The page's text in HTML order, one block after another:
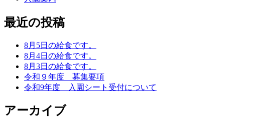
最近の投稿
8月5日の給食です。
8月4日の給食です。
8月3日の給食です。
令和９年度 募集要項
令和9年度 入園シート受付について
アーカイブ